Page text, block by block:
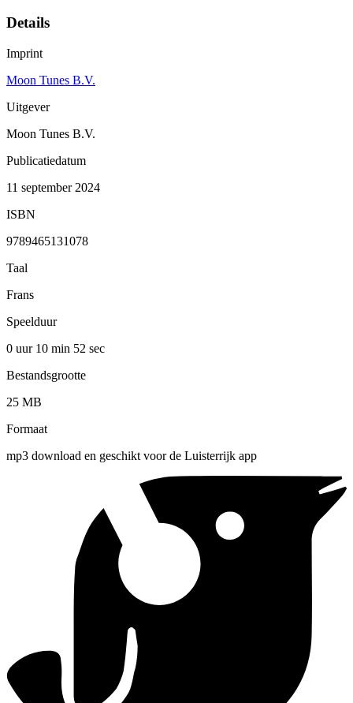
Details
Imprint
Moon Tunes B.V.
Uitgever
Moon Tunes B.V.
Publicatiedatum
11 september 2024
ISBN
9789465131078
Taal
Frans
Speelduur
0 uur 10 min 52 sec
Bestandsgrootte
25 MB
Formaat
mp3 download en geschikt voor de Luisterrijk app